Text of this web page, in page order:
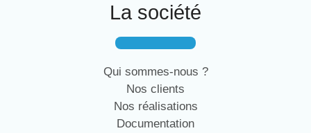
La société
Qui sommes-nous ?
Nos clients
Nos réalisations
Documentation